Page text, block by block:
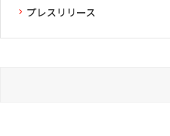
プレスリリース